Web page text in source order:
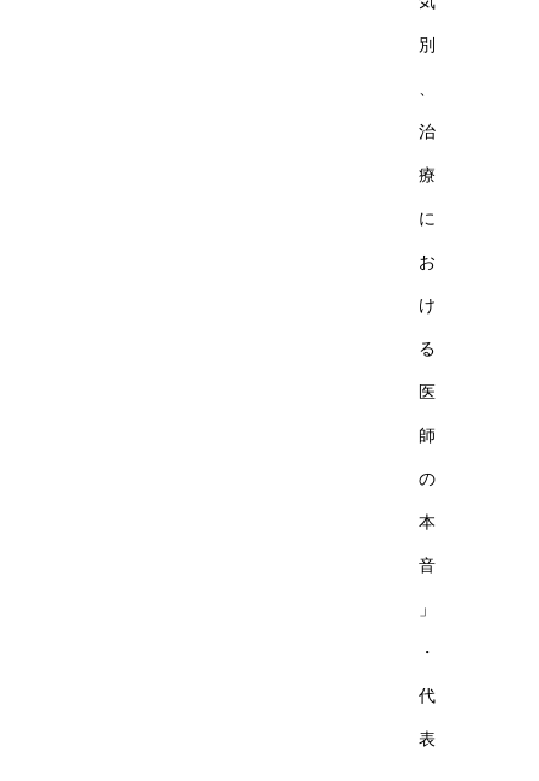
別
治
療
に
お
け
る
医
師
の
本
音
」
・
代
表